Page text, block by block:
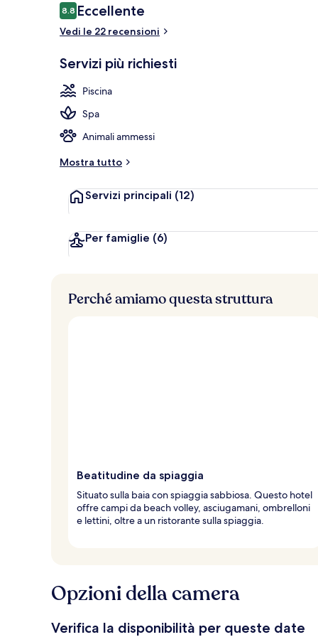
Recensioni
8.88.8 su 10
Eccellente
Vedi le 22 recensioni
Servizi più richiesti
Piscina
Spa
Animali ammessi
Mostra tutto
Servizi principali (12)
Per famiglie (6)
Perché amiamo questa struttura
Beatitudine da spiaggia
Situato sulla baia con spiaggia sabbiosa. Questo hotel
offre campi da beach volley, asciugamani, ombrelloni
e lettini, oltre a un ristorante sulla spiaggia.
Opzioni della camera
Verifica la disponibilità per queste date